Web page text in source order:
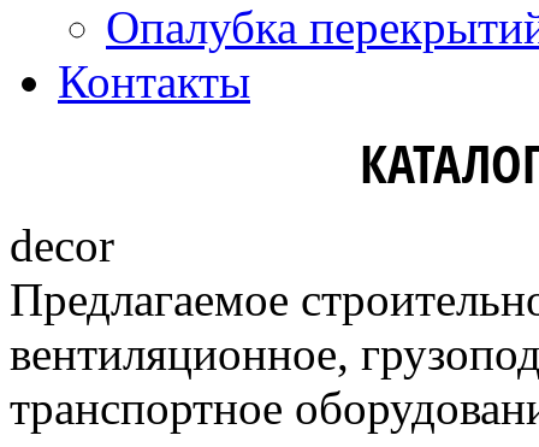
Опалубка
Контакты
decor
Предлагаемое
вентиляционное,
транспортное